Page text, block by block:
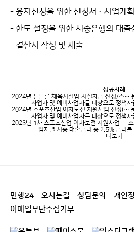
- 융자신청을 위한 신청서·사업계
- 한도 설정을 위한 시중은행의 대출
- 결산서 작성 및 제출
성공사례
2024년 튼튼론 체육시설업 시설자금 선정/스…
사업자 및 예비사업자를 대상으로 정책
2024년 스포츠산업 이차보전 지원사업 선정(…
사업자 및 예비사업자를 대상으로 정책
2023년 1차 스포츠산업 이차보전 지원사업 …
업자별 시중 대출금리 중 2.5% 금리
더보기
민행24 오시는길 상담문의
개인
이메일무단수집거부